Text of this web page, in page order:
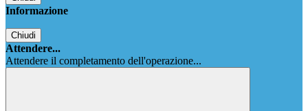
Informazione
Chiudi
Attendere...
Attendere il completamento dell'operazione...